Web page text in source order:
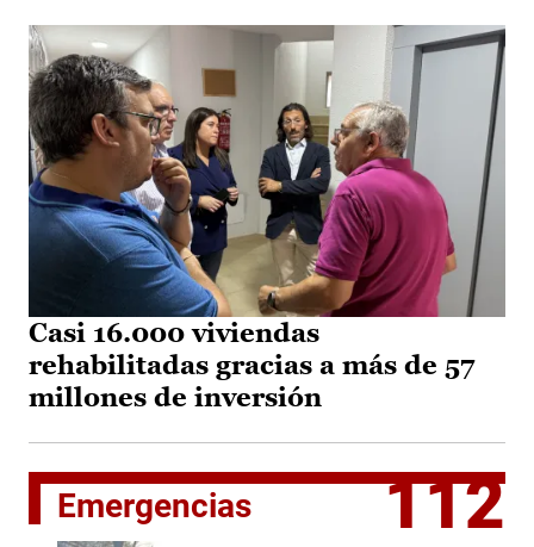
Casi 16.000 viviendas
rehabilitadas gracias a más de 57
millones de inversión
Emergencias 112